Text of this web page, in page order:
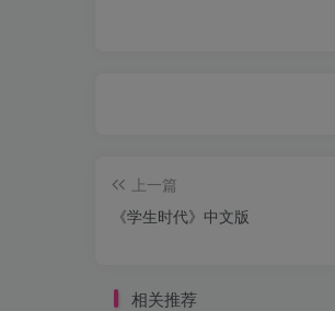
上一篇
《学生时代》中文版
相关推荐